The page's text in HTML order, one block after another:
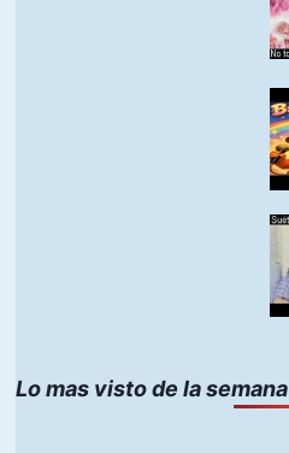
Lo mas visto de la semana